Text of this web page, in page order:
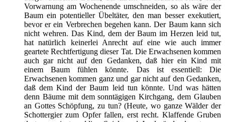
Vorwarnung am Wochenende umschneiden, so als wäre der
Baum ein potentieller Übeltäter, den man besser exekutiert,
bevor er ein Verbrechen begehen kann. Der Baum kann sich
nicht wehren. Das Kind, dem der Baum im Herzen leid tut,
hat natürlich keinerlei Anrecht auf eine wie auch immer
geartete Rechtfertigung dieser Tat. Die Erwachsenen kommen
auch gar nicht auf den Gedanken, daß hier ein Kind mit
einem Baum fühlen könnte. Das ist essentiell: Die
Erwachsenen kommen ganz und gar nicht auf den Gedanken,
daß dem Kind der Baum leid tun könnte. Und was hätten
denn Bäume mit dem sonntägigen Kirchgang, dem Glauben
an Gottes Schöpfung, zu tun? (Heute, wo ganze Wälder der
Schottergier zum Opfer fallen, erst recht. Klaffende Gruben